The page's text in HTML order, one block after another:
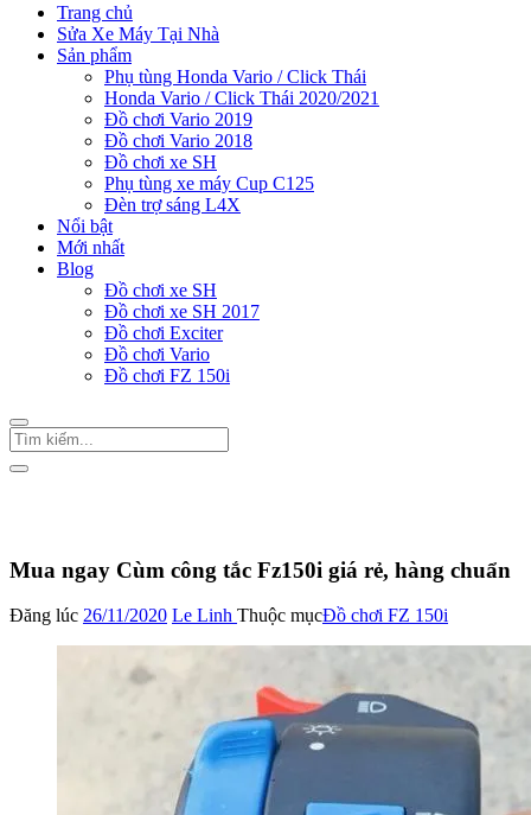
Trang chủ
Sửa Xe Máy Tại Nhà
Sản phẩm
Phụ tùng Honda Vario / Click Thái
Honda Vario / Click Thái 2020/2021
Đồ chơi Vario 2019
Đồ chơi Vario 2018
Đồ chơi xe SH
Phụ tùng xe máy Cup C125
Đèn trợ sáng L4X
Nổi bật
Mới nhất
Blog
Đồ chơi xe SH
Đồ chơi xe SH 2017
Đồ chơi Exciter
Đồ chơi Vario
Đồ chơi FZ 150i
Mua ngay Cùm công tắc Fz150i giá rẻ, hàng chuẩn
Đăng lúc 26/11/2020 Le Linh Thuộc mụcĐồ chơi FZ 150i